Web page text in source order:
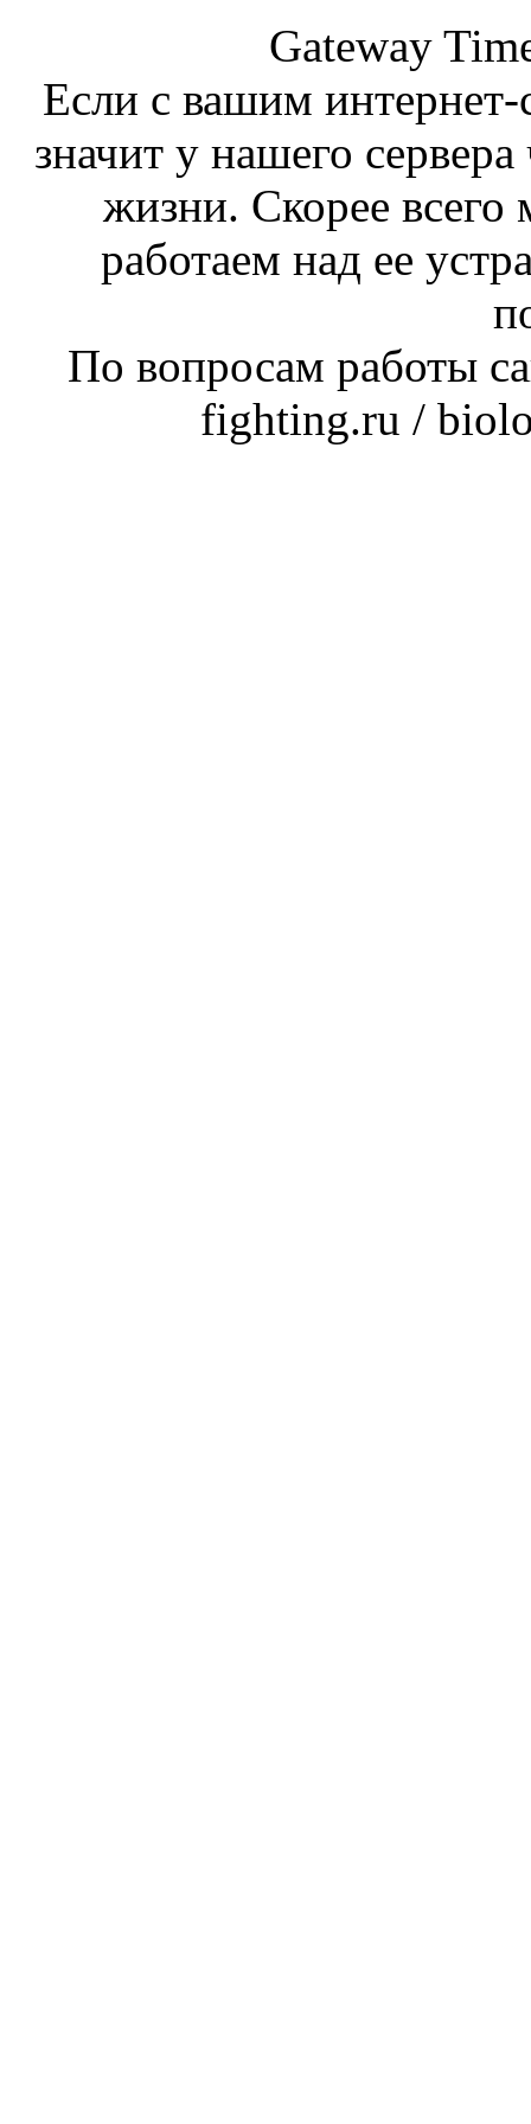
Gateway
Если с вашим интернет-
значит у нашего
жизни. Скорее
работаем над ее
По вопросам работы
fighting.ru /